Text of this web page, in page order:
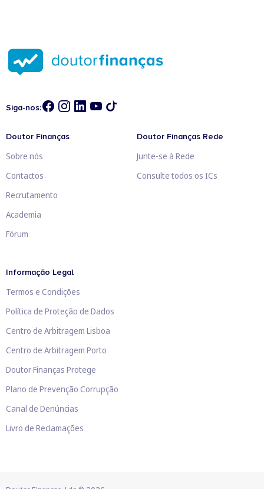
Siga-nos:
Doutor Finanças
Sobre nós
Contactos
Recrutamento
Academia
Fórum
Doutor Finanças Rede
Junte-se à Rede
Consulte todos os ICs
Informação Legal
Termos e Condições
Política de Proteção de Dados
Centro de Arbitragem Lisboa
Centro de Arbitragem Porto
Doutor Finanças Protege
Plano de Prevenção Corrupção
Canal de Denúncias
Livro de Reclamações